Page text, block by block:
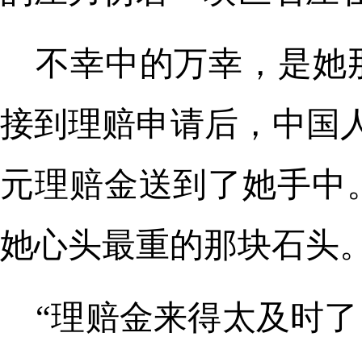
不幸中的万幸，是她
接到理赔申请后，中国
元理赔金送到了她手
她心头最重的那块石头
“理赔金来得太及时